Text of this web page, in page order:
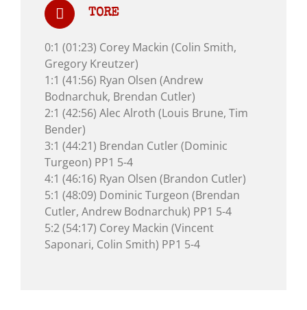
TORE
0:1 (01:23) Corey Mackin (Colin Smith,
Gregory Kreutzer)
1:1 (41:56) Ryan Olsen (Andrew
Bodnarchuk, Brendan Cutler)
2:1 (42:56) Alec Alroth (Louis Brune, Tim
Bender)
3:1 (44:21) Brendan Cutler (Dominic
Turgeon) PP1 5-4
4:1 (46:16) Ryan Olsen (Brandon Cutler)
5:1 (48:09) Dominic Turgeon (Brendan
Cutler, Andrew Bodnarchuk) PP1 5-4
5:2 (54:17) Corey Mackin (Vincent
Saponari, Colin Smith) PP1 5-4